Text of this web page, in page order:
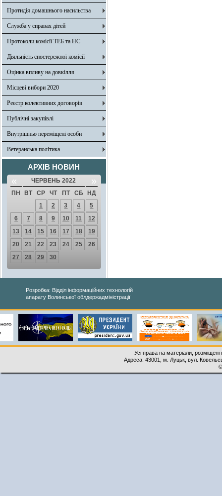
Протидія домашнього насильства
Служба у справах дітей
Протоколи комісії ТЕБ та НС
Діяльність спостережної комісії
Оцінка впливу на довкілля
Місцеві вибори 2020
Реєстр колективних договорів
Публічні закупівлі
Внутрішньо переміщені особи
Ветеранська політика
АРХІВ НОВИН
« ЧЕРВЕНЬ 2022 »
ПН ВТ СР ЧТ ПТ СБ
НД
1
2 3 4
5
6
7 8 9 10 11
12
13
14 15 16 17 18
19
20
21 22 23 24 25
26
27
28 29 30
Розробка: Відділ інформаційних технологій
апарату Волинської облдержадміністрації
Усі права на матеріали,
Адреса: 43001, м. Луцьк, вул.